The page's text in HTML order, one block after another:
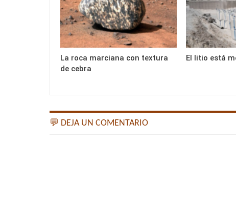
La roca marciana con textura
de cebra
El litio está
💬 DEJA UN COMENTARIO